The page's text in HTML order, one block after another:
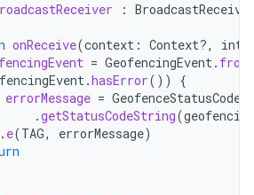
:
onReceive(context : Context?,
= GeofencingEvent.
.hasError())
{
errorMessage = GeofenceStatusCodes
.getStatusCodeString(
. e(TAG, errorMessage)